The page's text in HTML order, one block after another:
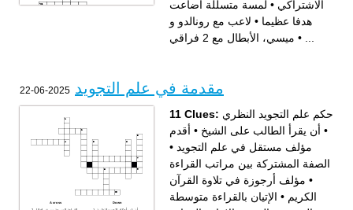
الأبطال مع 2 فراقي
..كون غا
الاشتراكي • لمسة متسللة أضاعت
هدفا عظيما • لاعب مع رونالدو و
ميسي، الأبطال مع 2 فراقي •
مقدمة في علم التجويد 2025-06-22
Across
Down
11 Clues: حكم علم التجويد النظري
• أن يقرأ الطالب على الشيخ • أقدم
مؤلف مستقل في علم التجويد •
الصفة المشتركة بين مراتب القراءة
• مؤلف أرجوزة في تلاوة القرآن
الكريم • الإتيان بالقراءة متوسطة